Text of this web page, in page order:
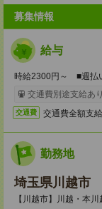
募集情報
給与
時給2300円～ ■週払
交通費別途支給あり
交通費 交通費全額支給
勤務地
埼玉県川越市
【川越市】川越・本